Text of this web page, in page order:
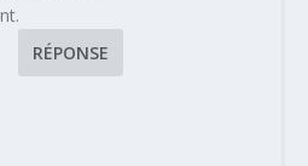
nt.
RÉPONSE